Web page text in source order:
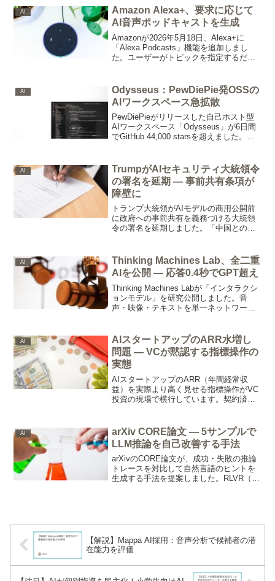
AI
Amazon Alexa+、要求に応じて
AI音声ポッドキャストを生成
Amazonが2026年5月18日、Alexa+に
「Alexa Podcasts」機能を追加しまし
た。ユーザーがトピックを指定するだけ
ートナーシップで情報精度を担保しま
す。
AI
Odysseus：PewDiePie発OSSの
AIワークスペース急拡散
PewDiePieがリリースした自己ホスト型
AIワークスペース「Odysseus」が6日間
でGitHub 44,000 starsを超えました。チ
メトリなしのプライバシー重視設計で注
目されています。
AI
TrumpがAIセキュリティ大統領令
の署名を延期 — 事前共有条項が
障壁に
トランプ大統領がAIモデルの商用公開前
に政府への事前共有を義務づける大統領
令の署名を延期しました。「中国との競
す。EU AI Actとの対比が注目されます。
AI
Thinking Machines Lab、全二重
AIを公開 — 応答0.4秒でGPT超え
Thinking Machines Labが「インタラクシ
ョンモデル」を研究公開しました。音
声・映像・テキストを単一ネットワーク
30点上回るスコアを記録しています。
AI
AIスタートアップのARR水増し
問題 — VCが黙認する指標操作の
実態
AIスタートアップのARR（年間経常収
益）を実際より高く見せる指標操作がVC
投資の現場で横行しています。契約済み
広がる実態をTechCrunchが報じました。
AI
arXiv CORE論文 — 5サンプルで
LLM推論を自己改善する手法
arXivのCORE論文が、成功・失敗の推論
トレースを対比して自然言語のヒントを
生成する手法を提案しました。RLVR（検
【解説】Mappa AI採用：音声分析で候補者の潜
在能力を評価